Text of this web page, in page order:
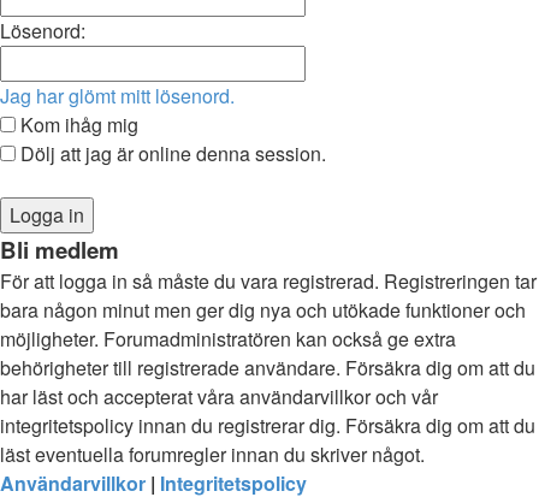
Lösenord:
Jag har glömt mitt lösenord.
Kom ihåg mig
Dölj att jag är online denna session.
Bli medlem
För att logga in så måste du vara registrerad. Registreringen tar
bara någon minut men ger dig nya och utökade funktioner och
möjligheter. Forumadministratören kan också ge extra
behörigheter till registrerade användare. Försäkra dig om att du
har läst och accepterat våra användarvillkor och vår
integritetspolicy innan du registrerar dig. Försäkra dig om att du
läst eventuella forumregler innan du skriver något.
Användarvillkor | Integritetspolicy